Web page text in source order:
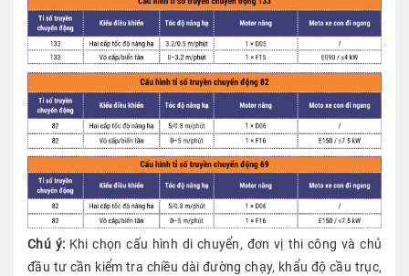
Chú ý: Khi chọn cấu hình di chuyển, đơn vị thi công và chủ
đầu tư cần kiểm tra chiều dài đường chạy, khẩu độ cầu trục,